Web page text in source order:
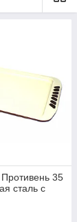
35
сталь с